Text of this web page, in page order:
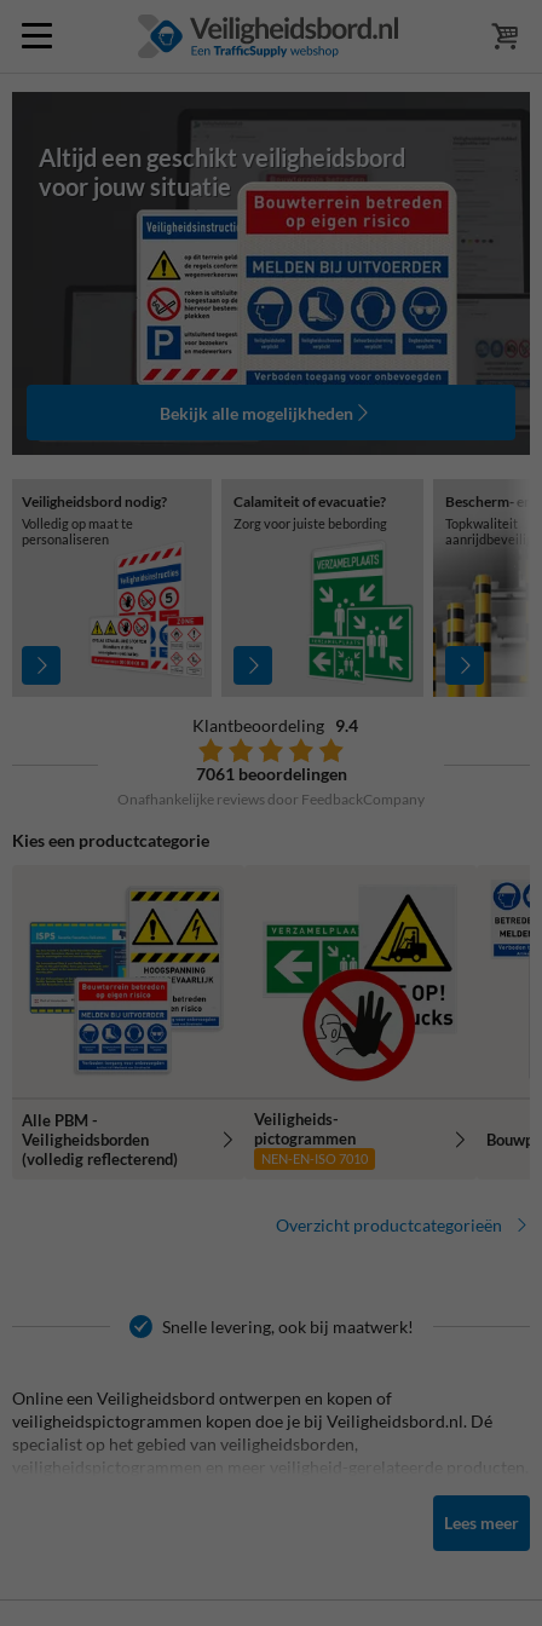
Altijd een geschikt veiligheidsbord
voor jouw situatie
Bekijk alle mogelijkheden
Veiligheidsbord nodig?
Volledig op maat te
personaliseren
Calamiteit of evacuatie?
Zorg voor juiste bebording
Bescherm- en
Topkwaliteit
Klantbeoordeling 9.4
7061 beoordelingen
Onafhankelijke reviews door FeedbackCompany
Kies een productcategorie
Alle PBM -
Veiligheidsborden
(volledig reflecterend)
Veiligheids-
pictogrammen
NEN-EN-ISO 7010
Overzicht productcategorieën
Snelle levering, ook bij maatwerk!
Online een Veiligheidsbord ontwerpen en kopen of
veiligheidspictogrammen kopen doe je bij Veiligheidsbord.nl. Dé
specialist op het gebied van veiligheidsborden,
veiligheidspictogrammen en meer veiligheid-gerelateerde producten.
nog veel meer! Wij hebben het grootste aanbod in aanrijdbeveiliging,
veiligheidsstickers & veiligheidsborden en de meeste expertise.
Lees meer